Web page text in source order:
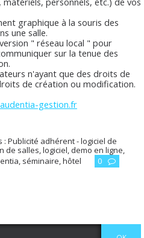
graphique à la souris des
une salle.
" réseau local " pour
sur la tenue des
n'ayant que des droits de
de création ou modification.
gestion.fr
:Publicité adhérent - logiciel de
de salles logiciel demo en ligne
séminaire hôtel 0